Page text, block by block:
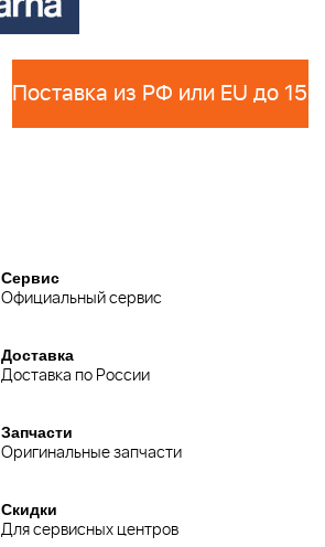
Сервис
Официальный сервис
Доставка
Доставка по России
Запчасти
Оригинальные запчасти
Скидки
Для сервисных центров